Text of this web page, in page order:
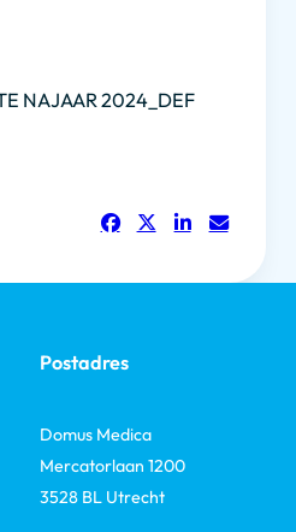
Postadres
Domus Medica
Mercatorlaan 1200
3528 BL Utrecht